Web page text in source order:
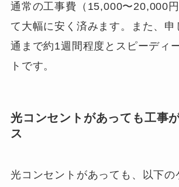
通常の工事費（15,000〜20,000
て大幅に安く済みます。また、申
通まで約1週間程度とスピーディ
トです。
光コンセントがあっても工事
ス
光コンセントがあっても、以下の